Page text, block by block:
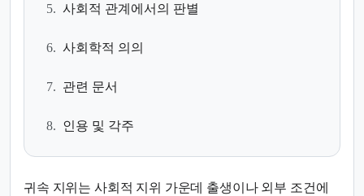
5. 사회적 관계에서의 판별
6. 사회학적 의의
7. 관련 문서
8. 인용 및 각주
귀속 지위는 사회적 지위 가운데 출생이나 외부 조건에